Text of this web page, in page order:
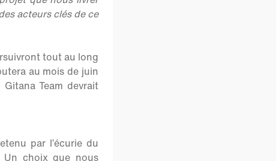
acteurs clés de ce
tout au long
au mois de juin
Team devrait
par l’écurie du
choix que nous